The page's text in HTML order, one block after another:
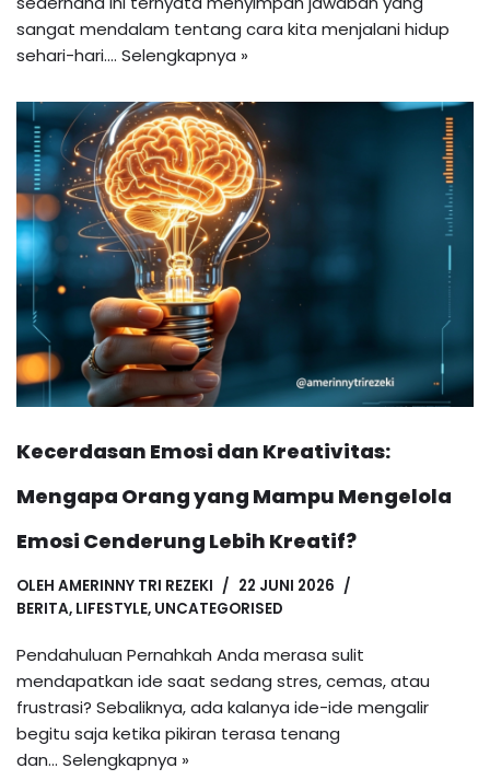
sangat mendalam tentang cara kita menjalani hidup
sehari-hari.… Selengkapnya »
Kecerdasan Emosi dan Kreativitas:
Mengapa Orang yang Mampu Mengelola
Emosi Cenderung Lebih Kreatif?
OLEH AMERINNY TRI REZEKI
22 JUNI 2026
BERITA, LIFESTYLE, UNCATEGORISED
Pendahuluan Pernahkah Anda merasa sulit
mendapatkan ide saat sedang stres, cemas, atau
frustrasi? Sebaliknya, ada kalanya ide-ide mengalir
begitu saja ketika pikiran terasa tenang
dan… Selengkapnya »